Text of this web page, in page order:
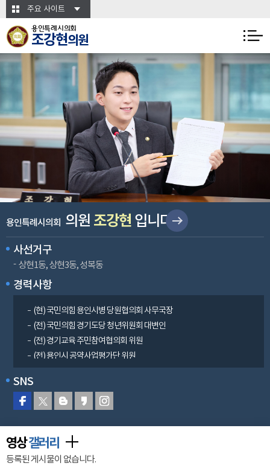
본문바로가기주요 사이트
용인특례시의회
조강현의원
용인특례시의회 의원 조강현 입니다
사선거구
상현1동, 상현3동, 성복동
경력사항
(현) 국민의힘 용인시병 당원협의회 사무국장
(전) 국민의힘 경기도당 청년위원회 대변인
(전) 경기교육 주민참여협의회 위원
(전) 용인시 공약사업평가단 위원
SNS
영상갤러리
등록된 게시물이 없습니다.